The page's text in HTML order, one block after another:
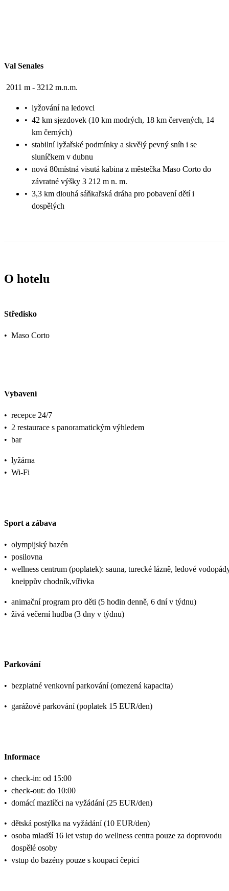
Val Senales
2011 m - 3212 m.n.m.
• lyžování na ledovci
• 42 km sjezdovek (10 km modrých, 18 km červených, 14
km černých)
• stabilní lyžařské podmínky a skvělý pevný sníh i se
sluníčkem v dubnu
• nová 80místná visutá kabina z městečka Maso Corto do
závratné výšky 3 212 m n. m.
• 3,3 km dlouhá sáňkařská dráha pro pobavení dětí i
dospělých
O hotelu
Středisko
• Maso Corto
Vybavení
• recepce 24/7
• 2 restaurace s panoramatickým výhledem
• bar
• lyžárna
• Wi-Fi
Sport a zábava
• olympijský bazén
• posilovna
• wellness centrum (poplatek): sauna, turecké lázně, ledové
kneippův chodník,vířivka
• animační program pro děti (5 hodin denně, 6 dní v týdnu)
• živá večerní hudba (3 dny v týdnu)
Parkování
• bezplatné venkovní parkování (omezená kapacita)
• garážové parkování (poplatek 15 EUR/den)
Informace
• check-in: od 15:00
• check-out: do 10:00
• domácí mazlíčci na vyžádání (25 EUR/den)
• dětská postýlka na vyžádání (10 EUR/den)
• osoba mladší 16 let vstup do wellness centra pouze za doprovodu
dospělé osoby
• vstup do bazény pouze s koupací čepicí